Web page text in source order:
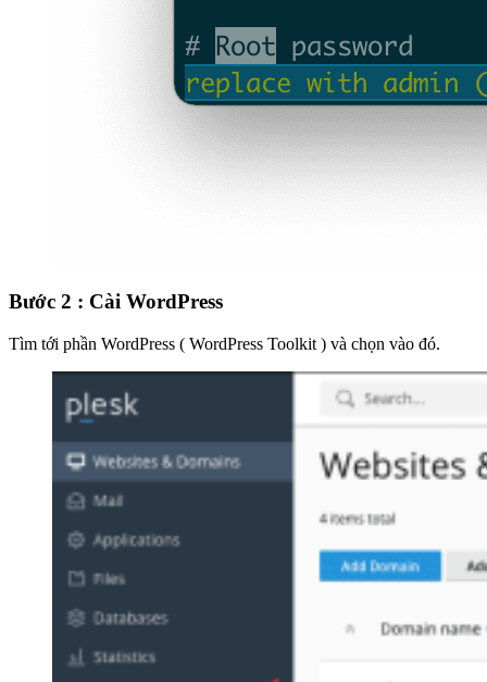
Bước 2 : Cài WordPress
Tìm tới phần WordPress ( WordPress Toolkit ) và chọn vào đó.